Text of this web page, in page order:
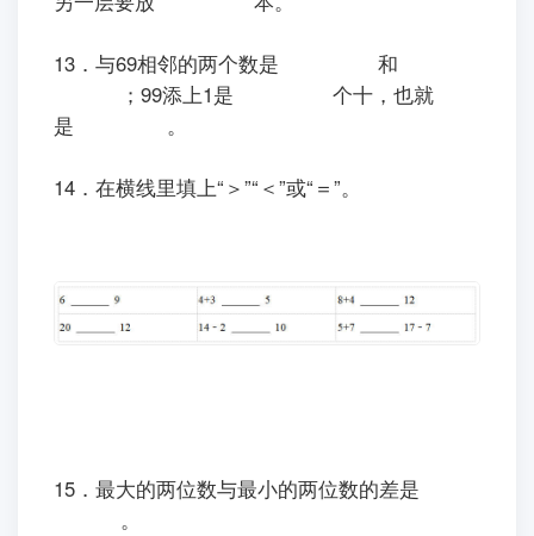
13．与69相邻的两个数是
和
；99添上1是
个十，也就
是
。
14．在横线里填上“＞”“＜”或“＝”。
15．最大的两位数与最小的两位数的差是
。